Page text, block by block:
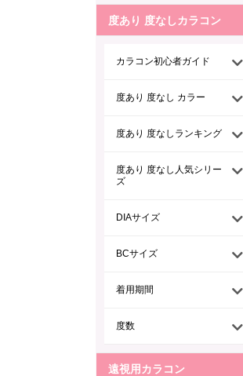
度あり 度なしカラコン
カラコン初心者ガイド
度あり 度なし カラー
度あり 度なしランキング
度あり 度なし人気シリー
ズ
DIAサイズ
BCサイズ
着用期間
度数
遠視用カラコン